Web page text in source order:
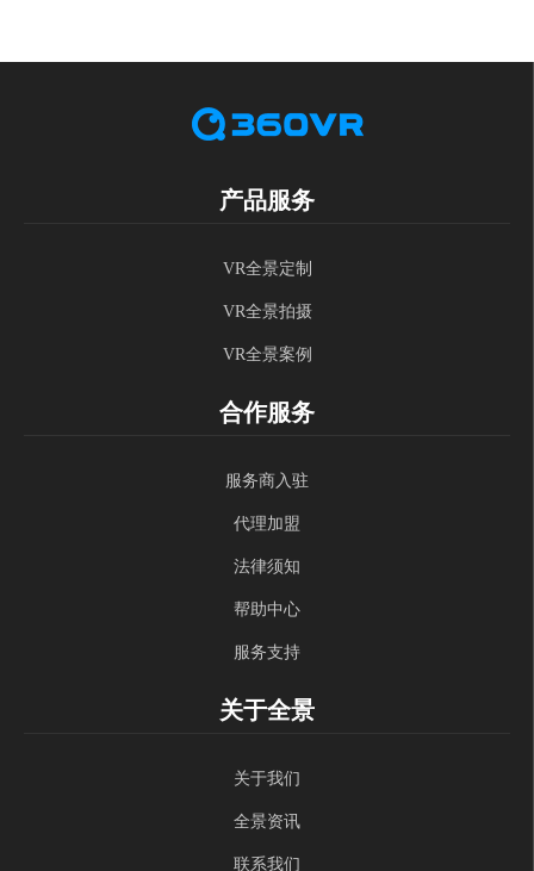
产品服务
VR全景定制
VR全景拍摄
VR全景案例
合作服务
服务商入驻
代理加盟
法律须知
帮助中心
服务支持
关于全景
关于我们
全景资讯
联系我们